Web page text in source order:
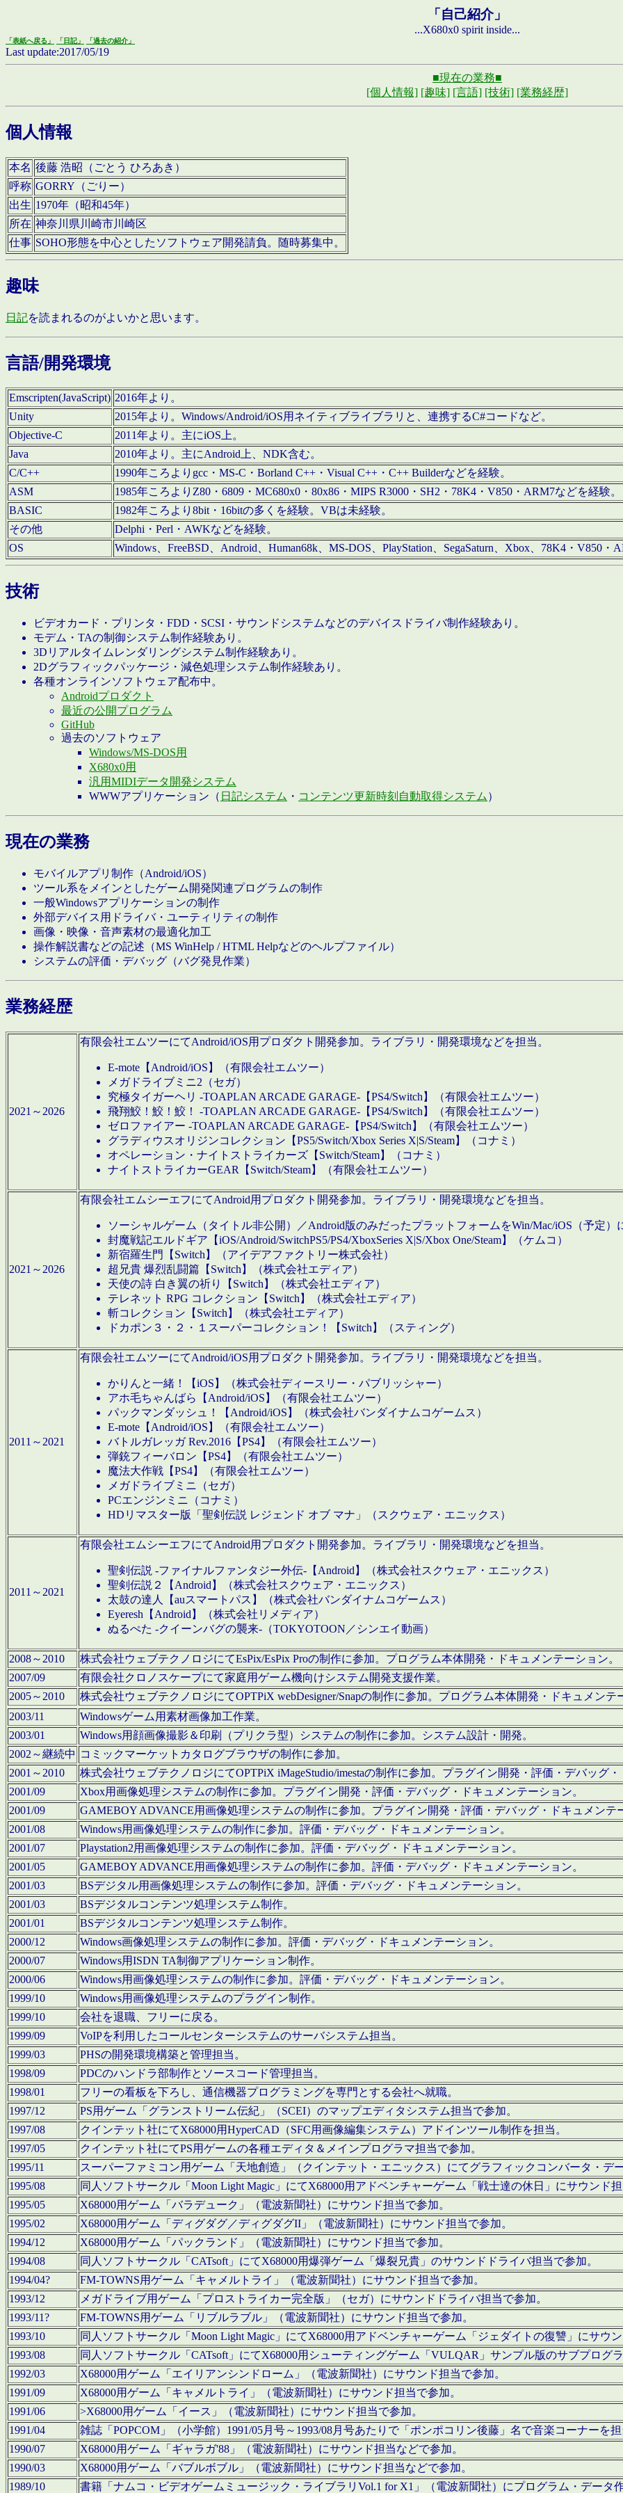
「自己紹介」
...X680x0 spirit inside...
「表紙へ戻る」 「日記」 「過去の紹介」
Last update:2017/05/19
■現在の業務■
[個人情報] [趣味] [言語] [技術] [業務経歴]
個人情報
本名 後藤 浩昭（ごとう ひろあき）
呼称 GORRY（ごりー）
出生 1970年（昭和45年）
所在 神奈川県川崎市川崎区
仕事 SOHO形態を中心としたソフトウェア開発請負。随時募集中。
趣味
日記を読まれるのがよいかと思います。
言語/開発環境
Emscripten(JavaScript) 2016年より。
Unity
2015年より。Windows/Android/iOS用ネイティブライブラリと、連携するC#コードなど。
Objective-C
2011年より。主にiOS上。
Java
2010年より。主にAndroid上、NDK含む。
C/C++
1990年ころよりgcc・MS-C・Borland C++・Visual C++・C++ Builderなどを経験。
ASM
1985年ころよりZ80・6809・MC680x0・80x86・MIPS R3000・SH2・78K4・V850・ARM7などを経験。
BASIC
1982年ころより8bit・16bitの多くを経験。VBは未経験。
その他
Delphi・Perl・AWKなどを経験。
OS
Windows、FreeBSD、Android、Human68k、MS-DOS、PlayStation、SegaSaturn、Xbox、78K4・V850・
技術
ビデオカード・プリンタ・FDD・SCSI・サウンドシステムなどのデバイスドライバ制作経験あり。
モデム・TAの制御システム制作経験あり。
3Dリアルタイムレンダリングシステム制作経験あり。
2Dグラフィックパッケージ・減色処理システム制作経験あり。
各種オンラインソフトウェア配布中。
Androidプロダクト
最近の公開プログラム
GitHub
過去のソフトウェア
Windows/MS-DOS用
X680x0用
汎用MIDIデータ開発システム
WWWアプリケーション（ 日記システム ・ コンテンツ更新時刻自動取得システム ）
現在の業務
モバイルアプリ制作（Android/iOS）
ツール系をメインとしたゲーム開発関連プログラムの制作
一般Windowsアプリケーションの制作
外部デバイス用ドライバ・ユーティリティの制作
画像・映像・音声素材の最適化加工
操作解説書などの記述（MS WinHelp / HTML Helpなどのヘルプファイル）
システムの評価・デバッグ（バグ発見作業）
業務経歴
2021～2026
有限会社エムツーにてAndroid/iOS用プロダクト開発参加。ライブラリ・開発環境などを担当。
E-mote【Android/iOS】（有限会社エムツー）
メガドライブミニ2（セガ）
究極タイガーヘリ -TOAPLAN ARCADE GARAGE-【PS4/Switch】（有限会社エムツー）
飛翔鮫！鮫！鮫！ -TOAPLAN ARCADE GARAGE-【PS4/Switch】（有限会社エムツー）
ゼロファイアー -TOAPLAN ARCADE GARAGE-【PS4/Switch】（有限会社エムツー）
グラディウスオリジンコレクション【PS5/Switch/Xbox Series X|S/Steam】（コナミ）
オペレーション・ナイトストライカーズ【Switch/Steam】（コナミ）
ナイトストライカーGEAR【Switch/Steam】（有限会社エムツー）
2021～2026
有限会社エムシーエフにてAndroid用プロダクト開発参加。ライブラリ・開発環境などを担当。
ソーシャルゲーム（タイトル非公開）／Android版のみだったプラットフォームをWin/Mac/iOS（予定）
封魔戦記エルドギア【iOS/Android/SwitchPS5/PS4/XboxSeries X|S/Xbox One/Steam】（ケムコ）
新宿羅生門【Switch】（アイデアファクトリー株式会社）
超兄貴 爆烈乱闘篇【Switch】（株式会社エディア）
天使の詩 白き翼の祈り【Switch】（株式会社エディア）
テレネット RPG コレクション【Switch】（株式会社エディア）
斬コレクション【Switch】（株式会社エディア）
ドカポン３・２・１スーパーコレクション！【Switch】（スティング）
2011～2021
有限会社エムツーにてAndroid/iOS用プロダクト開発参加。ライブラリ・開発環境などを担当。
かりんと一緒！【iOS】（株式会社ディースリー・パブリッシャー）
アホ毛ちゃんばら【Android/iOS】（有限会社エムツー）
パックマンダッシュ！【Android/iOS】（株式会社バンダイナムコゲームス）
E-mote【Android/iOS】（有限会社エムツー）
バトルガレッガ Rev.2016【PS4】（有限会社エムツー）
弾銃フィーバロン【PS4】（有限会社エムツー）
魔法大作戦【PS4】（有限会社エムツー）
メガドライブミニ（セガ）
PCエンジンミニ（コナミ）
HDリマスター版「聖剣伝説 レジェンド オブ マナ」（スクウェア・エニックス）
2011～2021
有限会社エムシーエフにてAndroid用プロダクト開発参加。ライブラリ・開発環境などを担当。
聖剣伝説 -ファイナルファンタジー外伝-【Android】（株式会社スクウェア・エニックス）
聖剣伝説２【Android】（株式会社スクウェア・エニックス）
太鼓の達人【auスマートパス】（株式会社バンダイナムコゲームス）
Eyeresh【Android】（株式会社リメディア）
ぬるぺた -クイーンバグの襲来-（TOKYOTOON／シンエイ動画）
2008～2010
株式会社ウェブテクノロジにてEsPix/EsPix Proの制作に参加。プログラム本体開発・ドキュメンテーション。
2007/09
有限会社クロノスケープにて家庭用ゲーム機向けシステム開発支援作業。
2005～2010
株式会社ウェブテクノロジにてOPTPiX webDesigner/Snapの制作に参加。プログラム本体開発・ドキュメンテ
2003/11
Windowsゲーム用素材画像加工作業。
2003/01
Windows用顔画像撮影＆印刷（プリクラ型）システムの制作に参加。システム設計・開発。
2002～継続中 コミックマーケットカタログブラウザの制作に参加。
2001～2010
株式会社ウェブテクノロジにてOPTPiX iMageStudio/imestaの制作に参加。プラグイン開発・評価・デバッグ
2001/09
Xbox用画像処理システムの制作に参加。プラグイン開発・評価・デバッグ・ドキュメンテーション。
2001/09
GAMEBOY ADVANCE用画像処理システムの制作に参加。プラグイン開発・評価・デバッグ・ドキュメンテ
2001/08
Windows用画像処理システムの制作に参加。評価・デバッグ・ドキュメンテーション。
2001/07
Playstation2用画像処理システムの制作に参加。評価・デバッグ・ドキュメンテーション。
2001/05
GAMEBOY ADVANCE用画像処理システムの制作に参加。評価・デバッグ・ドキュメンテーション。
2001/03
BSデジタル用画像処理システムの制作に参加。評価・デバッグ・ドキュメンテーション。
2001/03
BSデジタルコンテンツ処理システム制作。
2001/01
BSデジタルコンテンツ処理システム制作。
2000/12
Windows画像処理システムの制作に参加。評価・デバッグ・ドキュメンテーション。
2000/07
Windows用ISDN TA制御アプリケーション制作。
2000/06
Windows用画像処理システムの制作に参加。評価・デバッグ・ドキュメンテーション。
1999/10
Windows用画像処理システムのプラグイン制作。
1999/10
会社を退職、フリーに戻る。
1999/09
VoIPを利用したコールセンターシステムのサーバシステム担当。
1999/03
PHSの開発環境構築と管理担当。
1998/09
PDCのハンドラ部制作とソースコード管理担当。
1998/01
フリーの看板を下ろし、通信機器プログラミングを専門とする会社へ就職。
1997/12
PS用ゲーム「グランストリーム伝紀」（SCEI）のマップエディタシステム担当で参加。
1997/08
クインテット社にてX68000用HyperCAD（SFC用画像編集システム）アドインツール制作を担当。
1997/05
クインテット社にてPS用ゲームの各種エディタ＆メインプログラマ担当で参加。
1995/11
スーパーファミコン用ゲーム「天地創造」（クインテット・エニックス）にてグラフィックコンバータ・デ
1995/08
同人ソフトサークル「Moon Light Magic」にてX68000用アドベンチャーゲーム「戦士達の休日」にサウンド
1995/05
X68000用ゲーム「バラデューク」（電波新聞社）にサウンド担当で参加。
1995/02
X68000用ゲーム「ディグダグ／ディグダグII」（電波新聞社）にサウンド担当で参加。
1994/12
X68000用ゲーム「パックランド」（電波新聞社）にサウンド担当で参加。
1994/08
同人ソフトサークル「CATsoft」にてX68000用爆弾ゲーム「爆裂兄貴」のサウンドドライバ担当で参加。
1994/04?
FM-TOWNS用ゲーム「キャメルトライ」（電波新聞社）にサウンド担当で参加。
1993/12
メガドライブ用ゲーム「プロストライカー完全版」（セガ）にサウンドドライバ担当で参加。
1993/11?
FM-TOWNS用ゲーム「リブルラブル」（電波新聞社）にサウンド担当で参加。
1993/10
同人ソフトサークル「Moon Light Magic」にてX68000用アドベンチャーゲーム「ジェダイトの復讐」にサウ
1993/08
同人ソフトサークル「CATsoft」にてX68000用シューティングゲーム「VULQAR」サンプル版のサブプログ
1992/03
X68000用ゲーム「エイリアンシンドローム」（電波新聞社）にサウンド担当で参加。
1991/09
X68000用ゲーム「キャメルトライ」（電波新聞社）にサウンド担当で参加。
1991/06
>X68000用ゲーム「イース」（電波新聞社）にサウンド担当で参加。
1991/04
雑誌「POPCOM」（小学館）1991/05月号～1993/08月号あたりで「ポンポコリン後藤」名で音楽コーナーを
1990/07
X68000用ゲーム「ギャラガ'88」（電波新聞社）にサウンド担当などで参加。
1990/03
X68000用ゲーム「バブルボブル」（電波新聞社）にサウンド担当などで参加。
1989/10
書籍「ナムコ・ビデオゲームミュージック・ライブラリVol.1 for X1」（電波新聞社）にプログラム・データ